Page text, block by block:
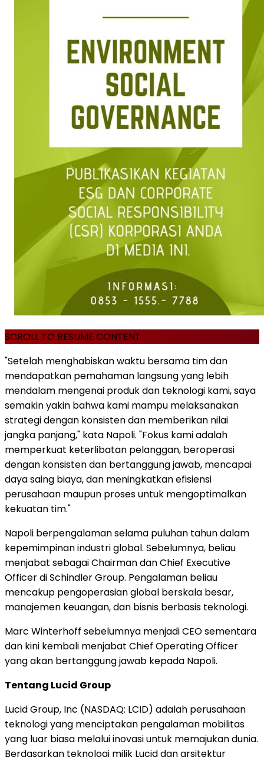
SCROLL TO RESUME CONTENT
"Setelah menghabiskan waktu bersama tim dan
mendapatkan pemahaman langsung yang lebih
mendalam mengenai produk dan teknologi kami, saya
semakin yakin bahwa kami mampu melaksanakan
strategi dengan konsisten dan memberikan nilai
jangka panjang," kata Napoli. "Fokus kami adalah
memperkuat keterlibatan pelanggan, beroperasi
dengan konsisten dan bertanggung jawab, mencapai
daya saing biaya, dan meningkatkan efisiensi
perusahaan maupun proses untuk mengoptimalkan
kekuatan tim."
Napoli berpengalaman selama puluhan tahun dalam
kepemimpinan industri global. Sebelumnya, beliau
menjabat sebagai Chairman dan Chief Executive
Officer di Schindler Group. Pengalaman beliau
mencakup pengoperasian global berskala besar,
manajemen keuangan, dan bisnis berbasis teknologi.
Marc Winterhoff sebelumnya menjadi CEO sementara
dan kini kembali menjabat Chief Operating Officer
yang akan bertanggung jawab kepada Napoli.
Tentang Lucid Group
Lucid Group, Inc (NASDAQ: LCID) adalah perusahaan
teknologi yang menciptakan pengalaman mobilitas
yang luar biasa melalui inovasi untuk memajukan dunia.
Berdasarkan teknologi milik Lucid dan arsitektur